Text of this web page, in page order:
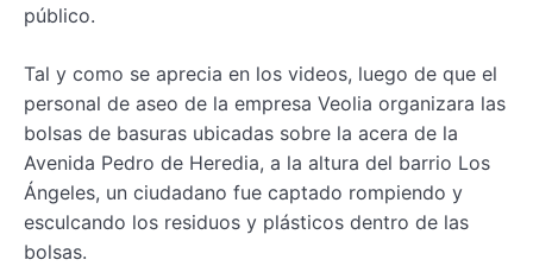
público.
Tal y como se aprecia en los videos, luego de que el
personal de aseo de la empresa Veolia organizara las
bolsas de basuras ubicadas sobre la acera de la
Avenida Pedro de Heredia, a la altura del barrio Los
Ángeles, un ciudadano fue captado rompiendo y
esculcando los residuos y plásticos dentro de las
bolsas.